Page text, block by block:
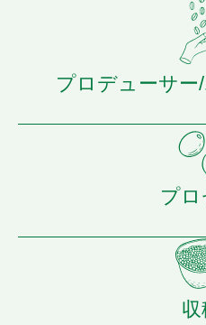
プロデューサー
プロ
収